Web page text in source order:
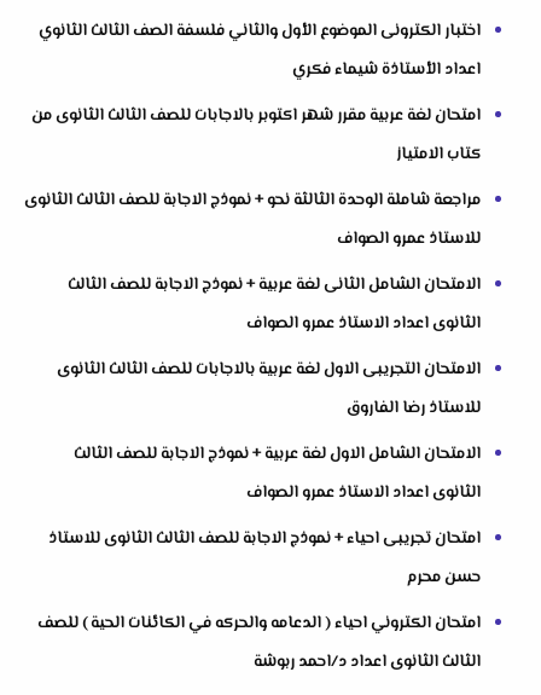
اختبار الكترونى الموضوع الأول والثاني فلسفة الصف الثالث الثانوي
اعداد الأستاذة شيماء فكري
امتحان لغة عربية مقرر شهر اكتوبر بالاجابات للصف الثالث الثانوى من
كتاب الامتياز
مراجعة شاملة الوحدة الثالثة نحو + نموذج الاجابة للصف الثالث الثانوى
للاستاذ عمرو الصواف
الامتحان الشامل الثانى لغة عربية + نموذج الاجابة للصف الثالث
الثانوى اعداد الاستاذ عمرو الصواف
الامتحان التجريبى الاول لغة عربية بالاجابات للصف الثالث الثانوى
للاستاذ رضا الفاروق
الامتحان الشامل الاول لغة عربية + نموذج الاجابة للصف الثالث
الثانوى اعداد الاستاذ عمرو الصواف
امتحان تجريبى احياء + نموذج الاجابة للصف الثالث الثانوى للاستاذ
حسن محرم
امتحان الكتروني احياء ( الدعامه والحركه في الكائنات الحية ) للصف
الثالث الثانوى اعداد د/احمد ربوشة